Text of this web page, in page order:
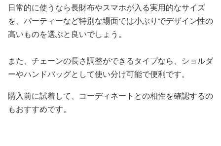
日常的に使うなら長財布やスマホが入る実用的なサイズ
を、パーティーなど特別な場面では小ぶりでデザイン性の
高いものを選ぶと良いでしょう。
また、チェーンの長さ調整ができるタイプなら、ショルダ
ーやハンドバッグとして使い分け可能で便利です。
購入前に試着して、コーディネートとの相性を確認するの
もおすすめです。